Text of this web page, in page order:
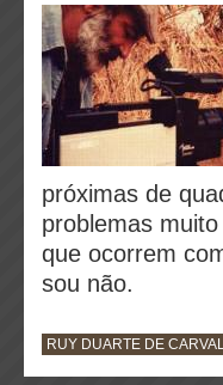
próximas de
problemas
que ocorrem
sou não.
RUY DUARTE DE